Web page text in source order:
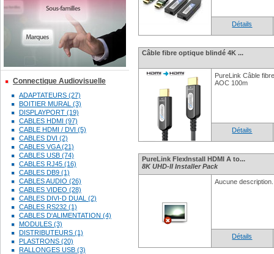
Connectique Audiovisuelle
ADAPTATEURS (27)
BOITIER MURAL (3)
DISPLAYPORT (19)
CABLES HDMI (97)
CABLE HDMI / DVI (5)
CABLES DVI (2)
CABLES VGA (21)
CABLES USB (74)
CABLES RJ45 (16)
CABLES DB9 (1)
CABLES AUDIO (26)
CABLES VIDEO (28)
CABLES DIVI-D DUAL (2)
CABLES RS232 (1)
CABLES D'ALIMENTATION (4)
MODULES (3)
DISTRIBUTEURS (1)
PLASTRONS (20)
RALLONGES USB (3)
Détails
Câble fibre optique blindé 4K ...
PureLink Câble
AOC 100m
Détails
PureLink FlexInstall HDMI A to...
8K UHD-II Installer Pack
Aucune description.
Détails